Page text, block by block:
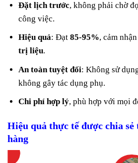
Đặt lịch trước, không phải chờ
công việc.
Hiệu quả: Đạt85-95%, cảm
trị liệu.
An toàn tuyệt đối: Không sử
không gây tác dụng phụ.
Chi phí hợp lý, phù hợp với mọi
Hiệu quả thực tế được chia
hàng